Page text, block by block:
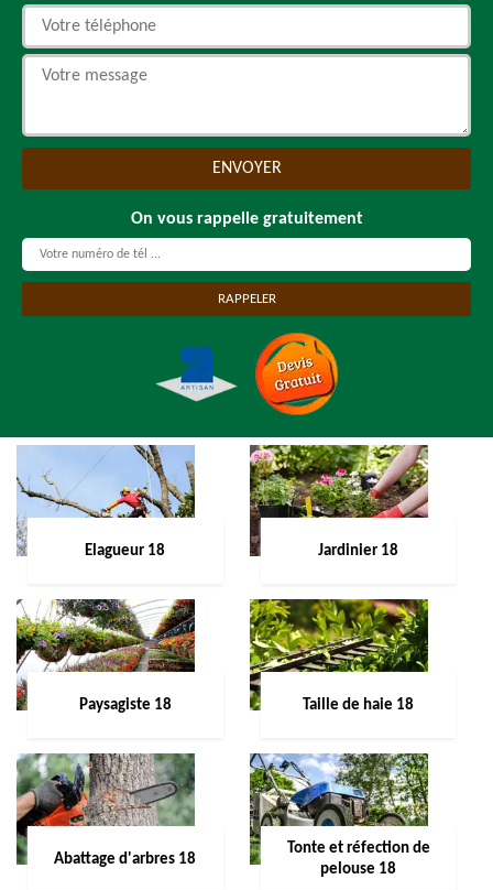
On vous rappelle gratuitement
Elagueur 18 Jardinier 18
Paysagiste 18 Taille de haie 18
Abattage d'arbres 18
Tonte et réfection de
pelouse 18